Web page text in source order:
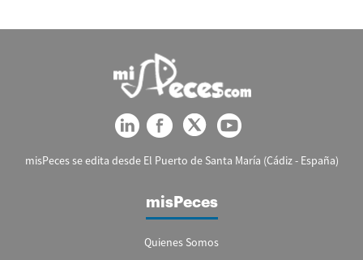
misPeces se edita desde El Puerto de Santa María (Cádiz - España)
misPeces
Quienes Somos